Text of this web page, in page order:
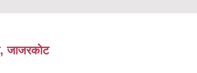
जाजरकाेट